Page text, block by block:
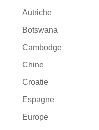
Autriche
Botswana
Cambodge
Chine
Croatie
Espagne
Europe